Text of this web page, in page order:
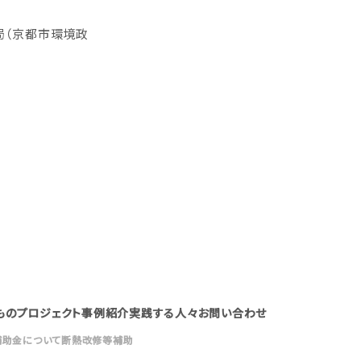
京都市環境政
のプロジェクト事例紹介実践する人々お問い合わせ
金について断熱改修等補助